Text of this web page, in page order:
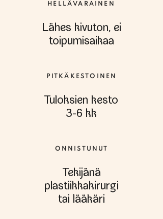
HELLÄVARAINEN
Lähes kivuton, ei
toipumisaikaa
PITKÄKESTOINEN
Tuloksien kesto
3-6 kk
ONNISTUNUT
Tekijänä
plastiikkakirurgi
tai lääkäri